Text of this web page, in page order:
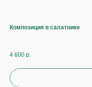
Композиция в салатнике
4 600 р.